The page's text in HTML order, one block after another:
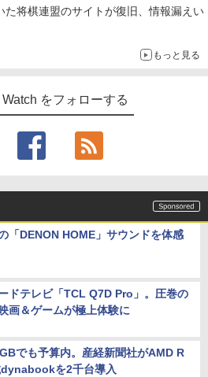
た将棋連盟のサイトが復旧、情報漏えい
もっと見る
Watch をフォローする
「DENON HOME」サウンドを体感
ドテレビ「TCL Q7D Pro」。圧巻の
画＆ゲームが極上体験に
でも予算内。産経新聞社がAMD R
を2千台導入